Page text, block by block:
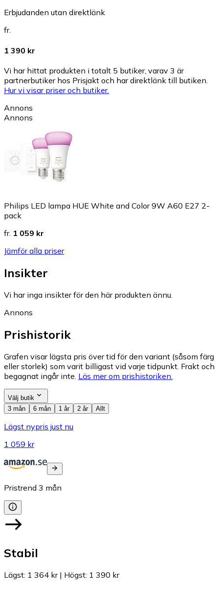
Erbjudanden utan direktlänk
fr.
1 390 kr
Vi har hittat produkten i totalt 5 butiker, varav 3 är
partnerbutiker hos Prisjakt och har direktlänk till butiken.
Hur vi visar priser och butiker.
Annons
Annons
Philips LED lampa HUE White and Color 9W A60 E27 2-
pack
fr. 1 059 kr
Jämför alla priser
Insikter
Vi har inga insikter för den här produkten ännu.
Annons
Prishistorik
Grafen visar lägsta pris över tid för den variant (såsom färg
eller storlek) som varit billigast vid varje tidpunkt. Frakt och
begagnat ingår inte. Läs mer om prishistoriken.
Välj butik
3 mån
6 mån 1 år 2 år Allt
Lägst nypris just nu
1 059 kr
Pristrend 3 mån
Stabil
Lägst: 1 364 kr| Högst: 1 390 kr